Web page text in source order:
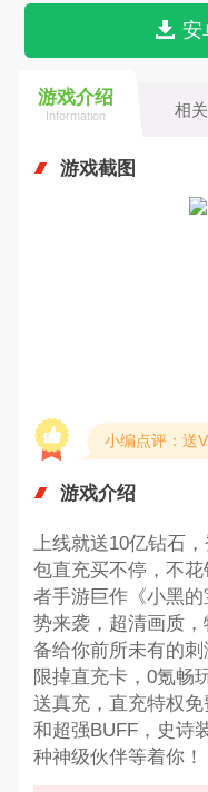
安
游戏介绍
Information 相关
游戏截图
小编点评：送
游戏介绍
上线就送10亿钻石
包直充买不停，不
者手游巨作《小黑
势来袭，超清画质
备给你前所未有的
限掉直充卡，0氪畅
送真充，直充特权
和超强BUFF，史诗
种神级伙伴等着你！